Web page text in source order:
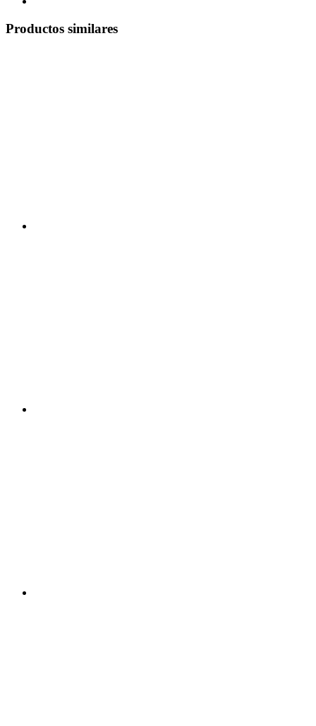
Productos similares